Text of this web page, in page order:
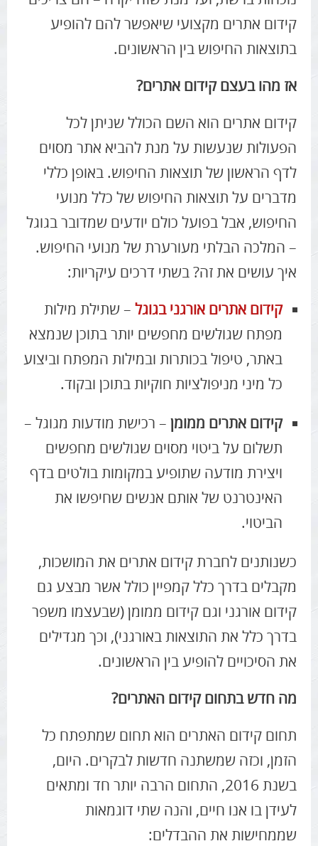
קידום אתרים מקצועי שיאפשר להם להופיע
בתוצאות החיפוש בין הראשונים.
אז מהו בעצם קידום אתרים?
קידום אתרים הוא השם הכולל שניתן לכל
הפעולות שנעשות על מנת להביא אתר מסוים
לדף הראשון של תוצאות החיפוש. באופן כללי
מדברים על תוצאות החיפוש של כלל מנועי
החיפוש, אבל בפועל כולם יודעים שמדובר בגוגל
– המלכה הבלתי מעורערת של מנועי החיפוש.
איך עושים את זה? בשתי דרכים עיקריות:
קידום אתרים אורגני בגוגל – שתילת מילות
מפתח שגולשים מחפשים יותר בתוכן שנמצא
באתר, טיפול בכותרות ובמילות המפתח וביצוע
כל מיני מניפולציות חוקיות בתוכן ובקוד.
קידום אתרים ממומן – רכישת מודעות מגוגל –
תשלום על ביטוי מסוים שגולשים מחפשים
ויצירת מודעה שתופיע במקומות בולטים בדף
האינטרנט של אותם אנשים שחיפשו את
הביטוי.
כשנותנים לחברת קידום אתרים את המושכות,
מקבלים בדרך כלל קמפיין כולל אשר מבצע גם
קידום אורגני וגם קידום ממומן (שבעצמו משפר
בדרך כלל את התוצאות באורגני), וכך מגדילים
את הסיכויים להופיע בין הראשונים.
מה חדש בתחום קידום האתרים?
תחום קידום האתרים הוא תחום שמתפתח כל
הזמן, וכזה שמשתנה חדשות לבקרים. היום,
בשנת 2016, התחום הרבה יותר חד ומתאים
לעידן בו אנו חיים, והנה שתי דוגמאות
שממחישות את ההבדלים: